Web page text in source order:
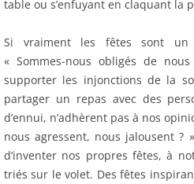
table ou s’enfuyant en claquant la
Si vraiment les fêtes sont un
« Sommes-nous obligés de
supporter les injonctions de la
partager un repas avec des
d’ennui, n’adhèrent pas à nos
nous agressent, nous jalousent ?
d’inventer nos propres fêtes, à
triés sur le volet. Des fêtes